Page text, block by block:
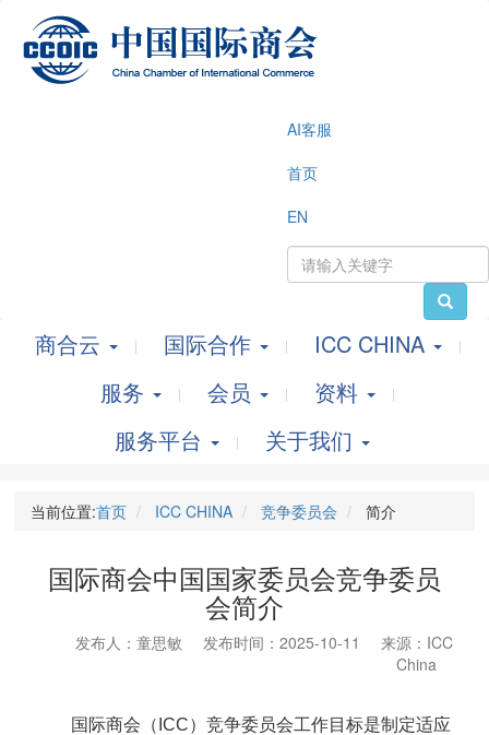
AI客服
首页
EN
商合云 国际合作
ICC CHINA
服务
会员
资料
服务平台
关于我们
当前位置:首页 ICC CHINA 竞争委员会 简介
国际商会中国国家委员会竞争委员
会简介
发布人：童思敏 发布时间：2025-10-11
来源：ICC
China
国际商会（ICC）竞争委员会工作目标是制定适应